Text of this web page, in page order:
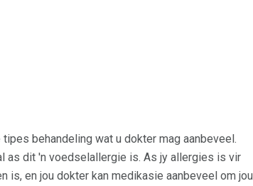
behandeling wat u dokter mag aanbeveel.
as dit 'n voedselallergie is. As jy allergies is vir
en jou dokter kan medikasie aanbeveel om jou